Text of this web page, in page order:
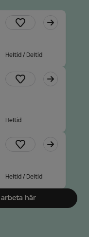
Heltid / Deltid
Heltid
Heltid / Deltid
här